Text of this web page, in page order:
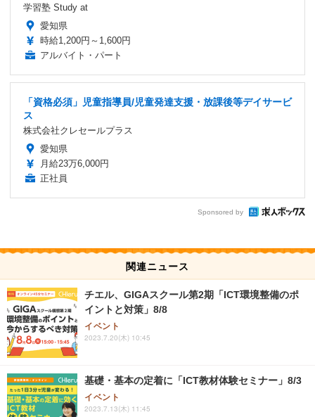
学習塾 Study at
愛知県
時給1,200円～1,600円
アルバイト・パート
「資格必須」児童指導員/児童発達支援・放課後等デイサービ
ス
株式会社クレセールプラス
愛知県
月給23万6,000円
正社員
Sponsored by
関連ニュース
チエル、GIGAスクール第2期「ICT環境整備のポ
イントと対策」8/8
イベント
2023.7.20(木) 10:45
基礎・基本の定着に「ICT教材体験セミナー」8/3
イベント
2023.7.13(木) 11:45